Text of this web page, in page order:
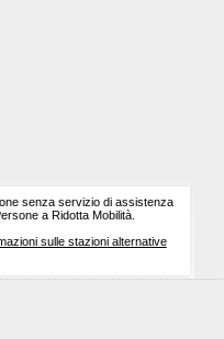
senza servizio di assistenza
a Ridotta Mobilità.
sulle stazioni alternative